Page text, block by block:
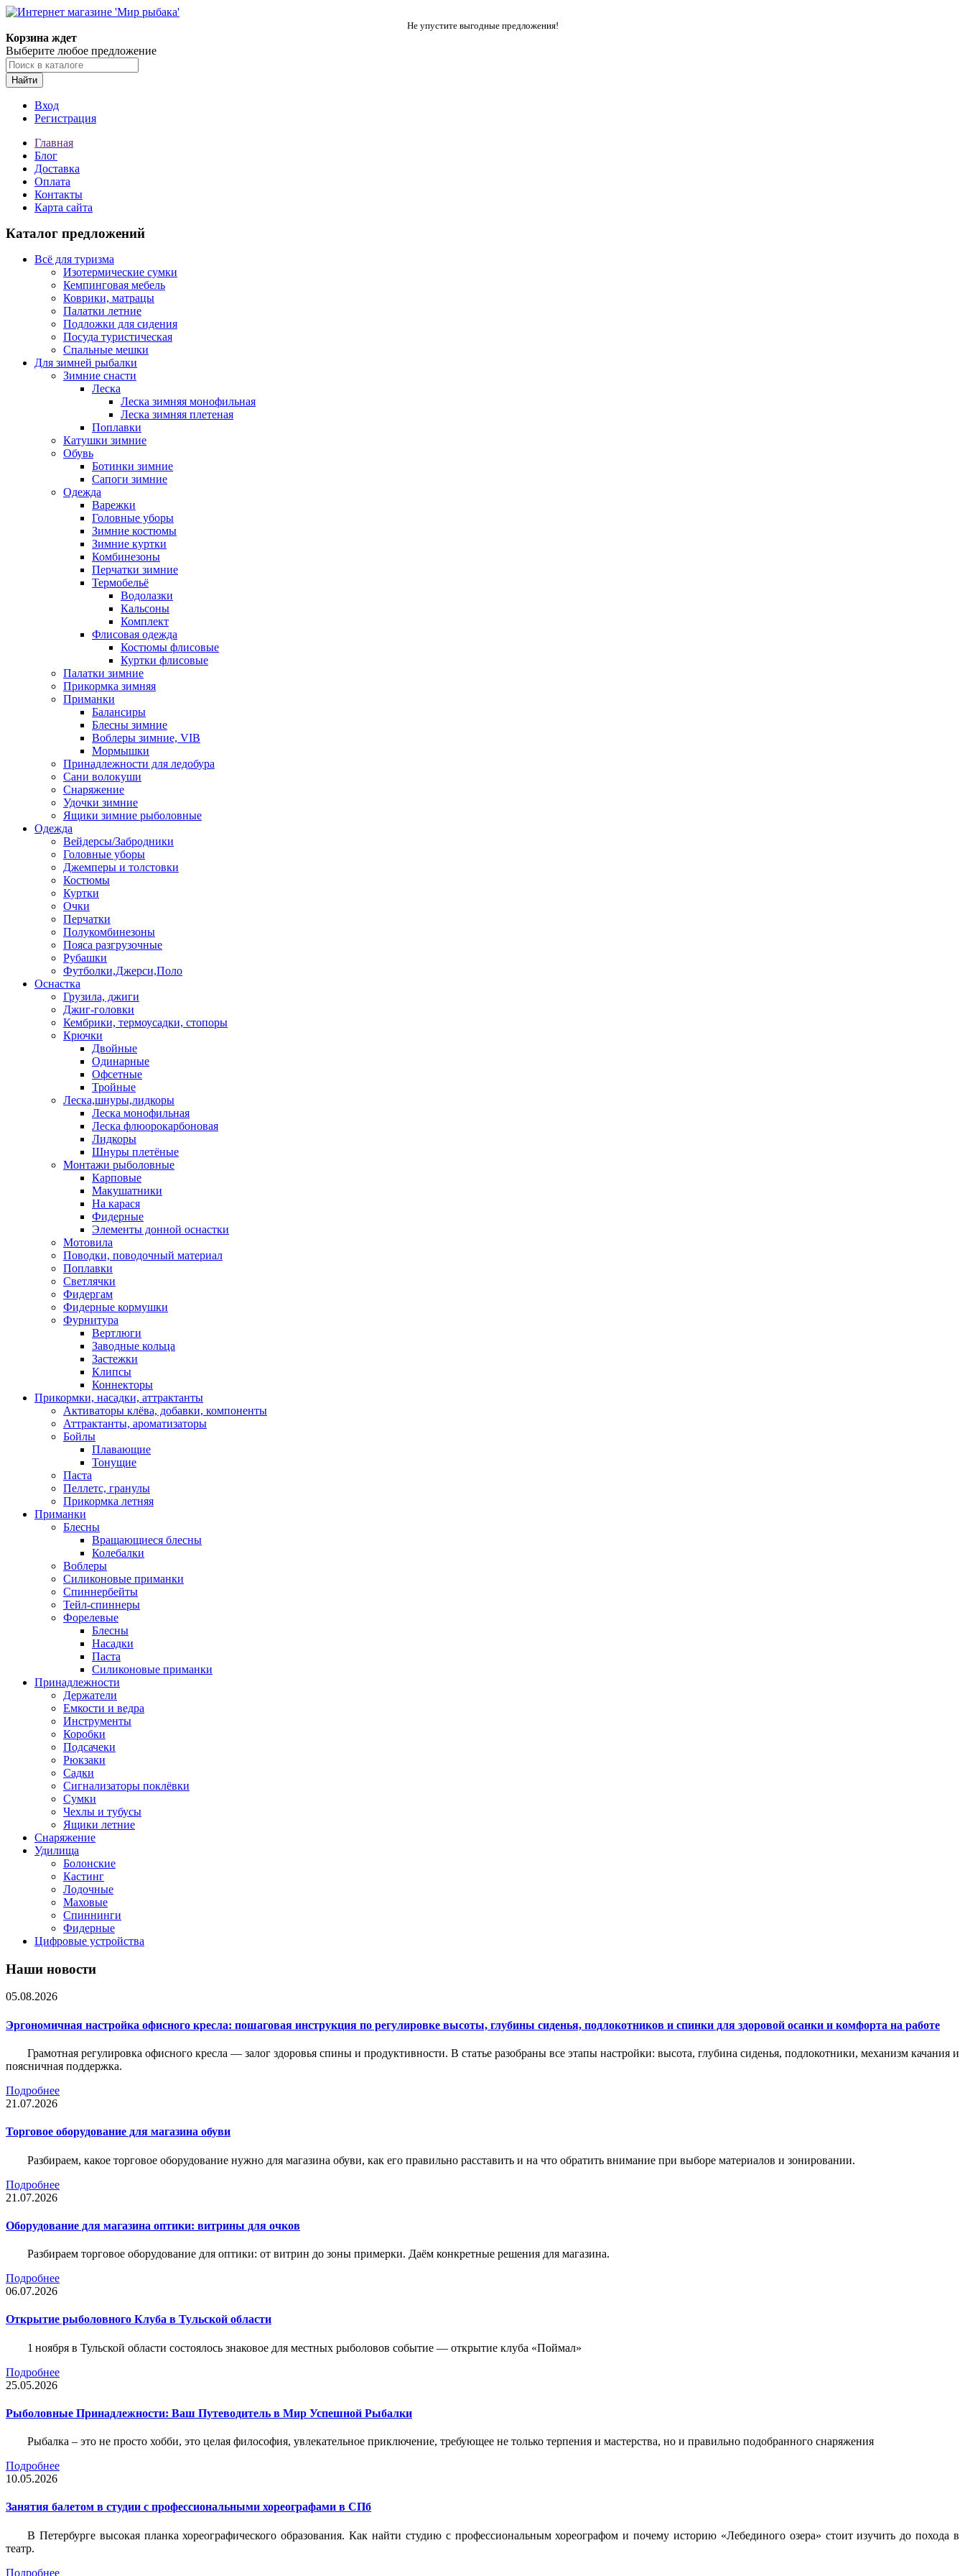
Не упустите выгодные предложения!
Корзина ждет
Выберите любое предложение
Найти
Вход
Регистрация
Главная
Блог
Доставка
Оплата
Контакты
Карта сайта
Каталог предложений
Всё для туризма
Изотермические сумки
Кемпинговая мебель
Коврики, матрацы
Палатки летние
Подложки для сидения
Посуда туристическая
Спальные мешки
Для зимней рыбалки
Зимние снасти
Леска
Леска зимняя монофильная
Леска зимняя плетеная
Поплавки
Катушки зимние
Обувь
Ботинки зимние
Сапоги зимние
Одежда
Варежки
Головные уборы
Зимние костюмы
Зимние куртки
Комбинезоны
Перчатки зимние
Термобельё
Водолазки
Кальсоны
Комплект
Флисовая одежда
Костюмы флисовые
Куртки флисовые
Палатки зимние
Прикормка зимняя
Приманки
Балансиры
Блесны зимние
Воблеры зимние, VIB
Мормышки
Принадлежности для ледобура
Сани волокуши
Снаряжение
Удочки зимние
Ящики зимние рыболовные
Одежда
Вейдерсы/Забродники
Головные уборы
Джемперы и толстовки
Костюмы
Куртки
Очки
Перчатки
Полукомбинезоны
Пояса разгрузочные
Рубашки
Футболки,Джерси,Поло
Оснастка
Грузила, джиги
Джиг-головки
Кембрики, термоусадки, стопоры
Крючки
Двойные
Одинарные
Офсетные
Тройные
Леска,шнуры,лидкоры
Леска монофильная
Леска флюорокарбоновая
Лидкоры
Шнуры плетёные
Монтажи рыболовные
Карповые
Макушатники
На карася
Фидерные
Элементы донной оснастки
Мотовила
Поводки, поводочный материал
Поплавки
Светлячки
Фидергам
Фидерные кормушки
Фурнитура
Вертлюги
Заводные кольца
Застежки
Клипсы
Коннекторы
Прикормки, насадки, аттрактанты
Активаторы клёва, добавки, компоненты
Аттрактанты, ароматизаторы
Бойлы
Плавающие
Тонущие
Паста
Пеллетс, гранулы
Прикормка летняя
Приманки
Блесны
Вращающиеся блесны
Колебалки
Воблеры
Силиконовые приманки
Спиннербейты
Тейл-спиннеры
Форелевые
Блесны
Насадки
Паста
Силиконовые приманки
Принадлежности
Держатели
Емкости и ведра
Инструменты
Коробки
Подсачеки
Рюкзаки
Садки
Сигнализаторы поклёвки
Сумки
Чехлы и тубусы
Ящики летние
Снаряжение
Удилища
Болонские
Кастинг
Лодочные
Маховые
Спиннинги
Фидерные
Цифровые устройства
Наши новости
05.08.2026
Эргономичная настройка офисного кресла: пошаговая инструкция по регулировке высоты, глубины сиденья, подлокотников и спинки для здоровой осанки и комфорта на работе
Грамотная регулировка офисного кресла — залог здоровья спины и продуктивности. В статье разобраны все этапы настройки: высота, глубина сиденья, подлокотники, механизм качания и
поясничная поддержка.
Подробнее
21.07.2026
Торговое оборудование для магазина обуви
Разбираем, какое торговое оборудование нужно для магазина обуви, как его правильно расставить и на что обратить внимание при выборе материалов и зонировании.
Подробнее
21.07.2026
Оборудование для магазина оптики: витрины для очков
Разбираем торговое оборудование для оптики: от витрин до зоны примерки. Даём конкретные решения для магазина.
Подробнее
06.07.2026
Открытие рыболовного Клуба в Тульской области
1 ноября в Тульской области состоялось знаковое для местных рыболовов событие — открытие клуба «Поймал»
Подробнее
25.05.2026
Рыболовные Принадлежности: Ваш Путеводитель в Мир Успешной Рыбалки
Рыбалка – это не просто хобби, это целая философия, увлекательное приключение, требующее не только терпения и мастерства, но и правильно подобранного снаряжения
Подробнее
10.05.2026
Занятия балетом в студии с профессиональными хореографами в СПб
В Петербурге высокая планка хореографического образования. Как найти студию с профессиональным хореографом и почему историю «Лебединого озера» стоит изучить до похода в
театр.
Подробнее